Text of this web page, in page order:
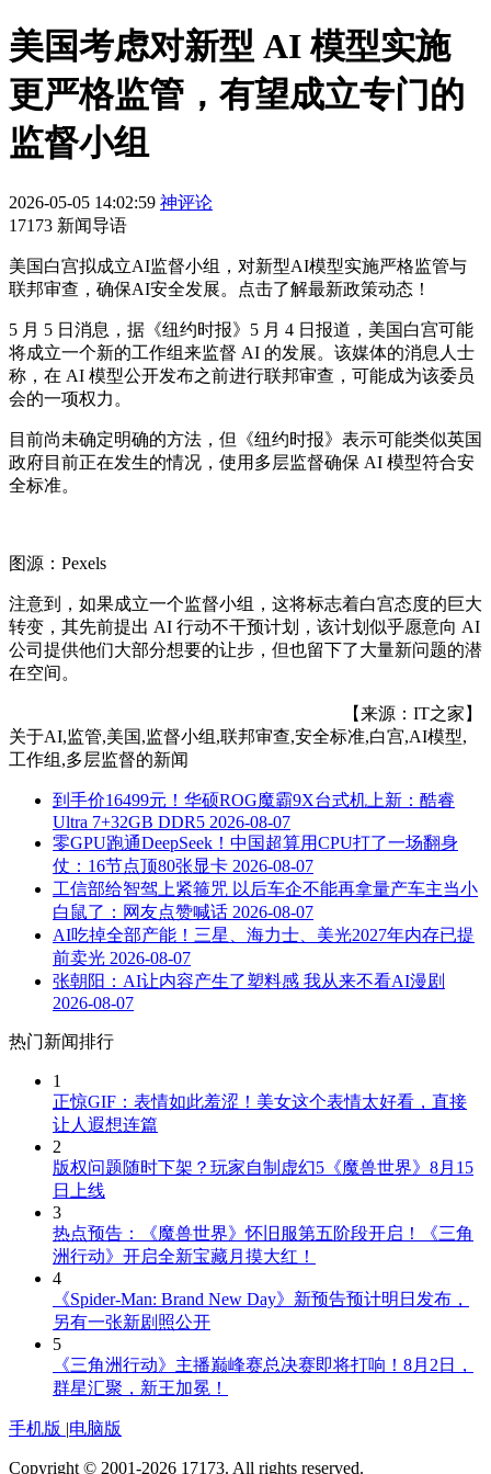
美国考虑对新型 AI 模型实施
更严格监管，有望成立专门的
监督小组
2026-05-05 14:02:59 神评论
17173 新闻导语
美国白宫拟成立AI监督小组，对新型AI模型实施严格监管与
联邦审查，确保AI安全发展。点击了解最新政策动态！
5 月 5 日消息，据《纽约时报》5 月 4 日报道，美国白宫可能
将成立一个新的工作组来监督 AI 的发展。该媒体的消息人士
称，在 AI 模型公开发布之前进行联邦审查，可能成为该委员
会的一项权力。
目前尚未确定明确的方法，但《纽约时报》表示可能类似英国
政府目前正在发生的情况，使用多层监督确保 AI 模型符合安
全标准。
图源：Pexels
注意到，如果成立一个监督小组，这将标志着白宫态度的巨大
转变，其先前提出 AI 行动不干预计划，该计划似乎愿意向 AI
公司提供他们大部分想要的让步，但也留下了大量新问题的潜
在空间。
【来源：IT之家】
关于AI,监管,美国,监督小组,联邦审查,安全标准,白宫,AI模型,
工作组,多层监督的新闻
到手价16499元！华硕ROG魔霸9X台式机上新：酷睿
Ultra 7+32GB DDR5 2026-08-07
零GPU跑通DeepSeek！中国超算用CPU打了一场翻身
仗：16节点顶80张显卡 2026-08-07
工信部给智驾上紧箍咒 以后车企不能再拿量产车主当小
白鼠了：网友点赞喊话 2026-08-07
AI吃掉全部产能！三星、海力士、美光2027年内存已提
前卖光 2026-08-07
张朝阳：AI让内容产生了塑料感 我从来不看AI漫剧
2026-08-07
热门新闻排行
1
正惊GIF：表情如此羞涩！美女这个表情太好看，直接
让人遐想连篇
2
版权问题随时下架？玩家自制虚幻5《魔兽世界》8月15
日上线
3
热点预告：《魔兽世界》怀旧服第五阶段开启！《三角
洲行动》开启全新宝藏月摸大红！
4
《Spider-Man: Brand New Day》新预告预计明日发布，
另有一张新剧照公开
5
《三角洲行动》主播巅峰赛总决赛即将打响！8月2日，
群星汇聚，新王加冕！
手机版 |电脑版
Copyright © 2001-2026 17173. All rights reserved.